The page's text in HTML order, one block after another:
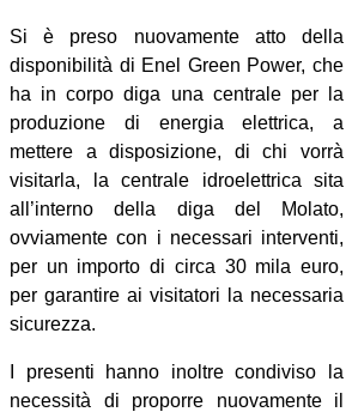
Si è preso nuovamente atto della
disponibilità di Enel Green Power, che
ha in corpo diga una centrale per la
produzione di energia elettrica, a
mettere a disposizione, di chi vorrà
visitarla, la centrale idroelettrica sita
all’interno della diga del Molato,
ovviamente con i necessari interventi,
per un importo di circa 30 mila euro,
per garantire ai visitatori la necessaria
sicurezza.
I presenti hanno inoltre condiviso la
necessità di proporre nuovamente il